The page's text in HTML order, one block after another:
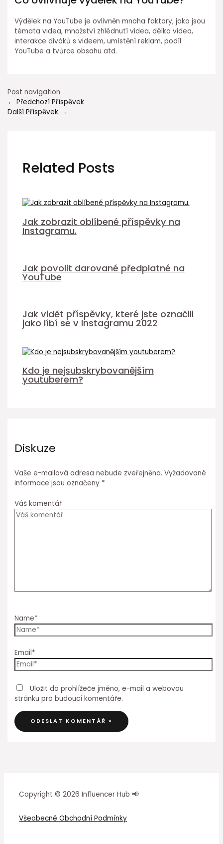
Výdělek na YouTube je ovlivněn mnoha faktory, jako jsou
témata videa, množství zhlédnutí videa, délka videa,
interakce diváků s videem, umístění reklam, podíl
YouTube a tvůrce obsahu atd.
Post navigation
← Předchozí Příspěvek
Další Příspěvek →
Related Posts
Jak zobrazit oblíbené příspěvky na
Instagramu.
Jak povolit darované předplatné na
YouTube
Jak vidět příspěvky, které jste označili
jako líbí se v Instagramu 2022
Kdo je nejsubskrybovanějším
youtuberem?
Diskuze
Vaše e-mailová adresa nebude zveřejněna. Vyžadované
informace jsou označeny *
Váš komentář
Name*
Email*
Uložit do prohlížeče jméno, e-mail a webovou
stránku pro budoucí komentáře.
Copyright © 2026 Influencer Hub 📢
Všeobecné Obchodní Podmínky